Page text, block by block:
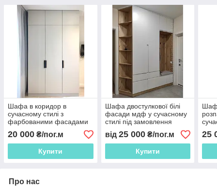
Шафа в коридор в
сучасному стилі з
фарбованими фасадами
мдф
20 000 ₴/пог.м
Купити
Шафа двостулкової білі
фасади мдф у сучасному
стилі під замовлення
корпус під дерево
від 25 000₴/пог.м
Купити
25
Про нас